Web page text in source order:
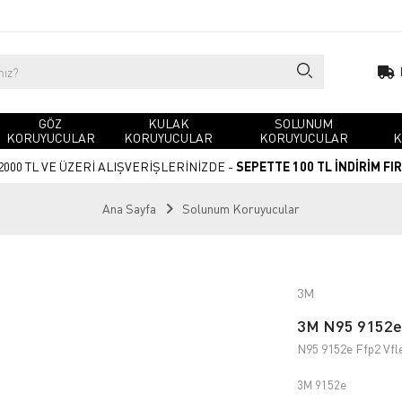
GÖZ
KORUYUCULAR
KULAK
KORUYUCULAR
SOLUNUM
KORUYUCULAR
TL VE ÜZERİ ALIŞVERİŞLERİNİZDE - SEPETTE 100 TL İNDİRİM
Ana Sayfa Solunum Koruyucular
3M
3M N95
N95 9152e Ffp2
3M 9152e